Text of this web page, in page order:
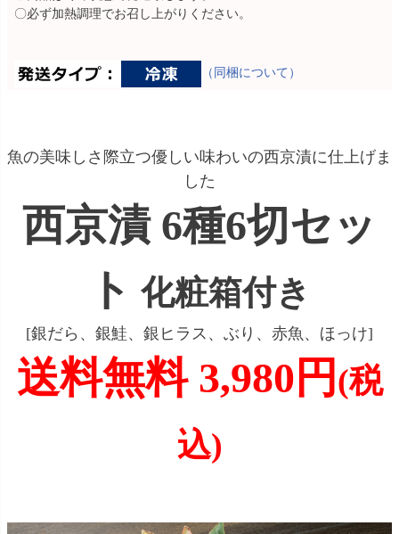
〇必ず加熱調理でお召し上がりください。
（同梱について）
魚の美味しさ際立つ優しい味わいの西京漬に仕上げま
した
西京漬 6種6切セッ
ト 化粧箱付き
[銀だら、銀鮭、銀ヒラス、ぶり、赤魚、ほっけ]
送料無料 3,980円 (税
込)